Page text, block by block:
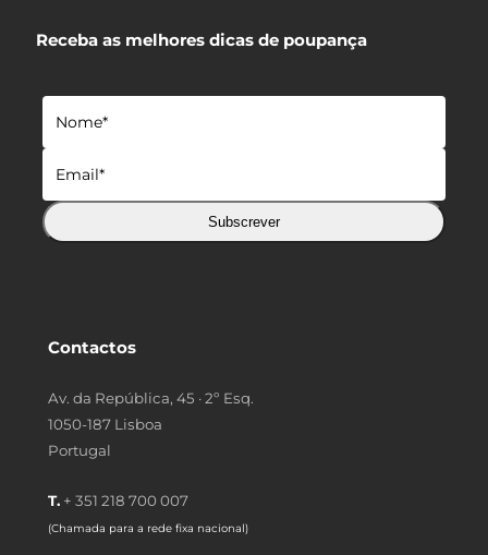
Receba as melhores dicas de poupança
Subscrever
Contactos
Av. da República, 45 · 2º Esq.
1050-187 Lisboa
Portugal
T. + 351 218 700 007
(Chamada para a rede fixa nacional)